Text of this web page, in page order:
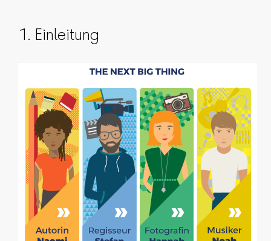
1. Einleitung